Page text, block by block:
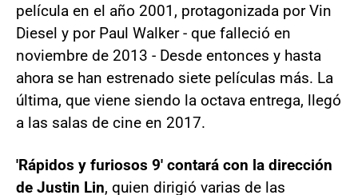
película en el año 2001, protagonizada por Vin
Diesel y por Paul Walker - que falleció en
noviembre de 2013 - Desde entonces y hasta
ahora se han estrenado siete películas más. La
última, que viene siendo la octava entrega, llegó
a las salas de cine en 2017.
'Rápidos y furiosos 9' contará con la dirección
de Justin Lin, quien dirigió varias de las